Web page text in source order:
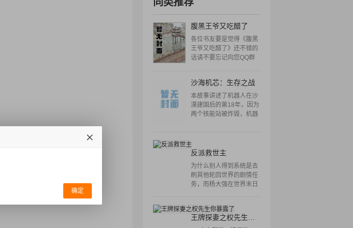
腹黑王爷又吃醋了
各位书友要是觉得《腹黑
王爷又吃醋了》还不错的
话请不要忘记向您QQ群
沙海机芯：生存之战
本故事讲述了机器人在沙
漠建国后的第18年，因为
两个核能站被炸毁，机器
者开始入侵领地，猎杀机
器人，机器人在蛮和AI博
此同时，元宝也在卡的协
助下，开始在人类世界召
集力量，对碳基联盟实施
归来的兵人在联合国主流
层"
反派救世主
为什么别人得到系统是去
刷其他轮回世界的剧情任
务，而杨大强在世界末日
任务的剧情人物？！ 这也
就算了，但为什么所有人
确定